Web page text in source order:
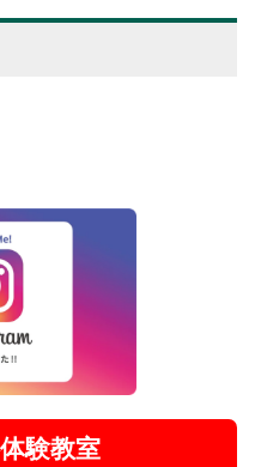
験教室